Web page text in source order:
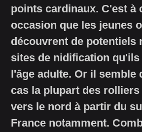
points cardinaux. C'est à
occasion que les jeunes
découvrent de potentiels
sites de nidification
l'âge adulte. Or il semble
cas la plupart des
vers le nord à partir du
France notamment.